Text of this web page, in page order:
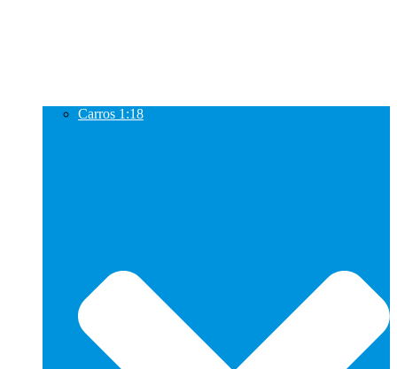
Carros 1:18